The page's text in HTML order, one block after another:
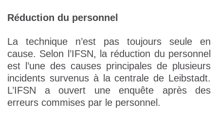
Réduction du personnel
La technique n’est pas toujours seule en
cause. Selon l’IFSN, la réduction du personnel
est l’une des causes principales de plusieurs
incidents survenus à la centrale de Leibstadt.
L’IFSN a ouvert une enquête après des
erreurs commises par le personnel.